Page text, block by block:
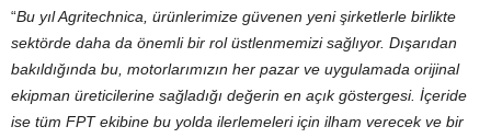
“Bu yıl Agritechnica, ürünlerimize güvenen yeni şirketlerle birlikte
sektörde daha da önemli bir rol üstlenmemizi sağlıyor. Dışarıdan
bakıldığında bu, motorlarımızın her pazar ve uygulamada orijinal
ekipman üreticilerine sağladığı değerin en açık göstergesi. İçeride
ise tüm FPT ekibine bu yolda ilerlemeleri için ilham verecek ve bir